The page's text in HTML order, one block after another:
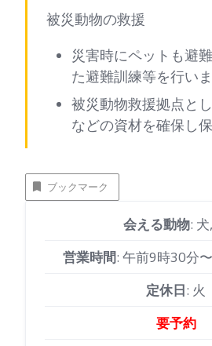
被災動物の救援
災害時にペットも避
た避難訓練等を行いま
被災動物救援拠点と
などの資材を確保し保
ブックマーク
会える動物:
営業時間: 午前9時30分
定休日: 火
要予約